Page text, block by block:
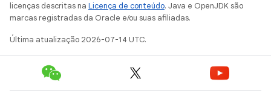
licenças descritas na Licença de conteúdo. Java e OpenJDK são
marcas registradas da Oracle e/ou suas afiliadas.
Última atualização 2026-07-14 UTC.